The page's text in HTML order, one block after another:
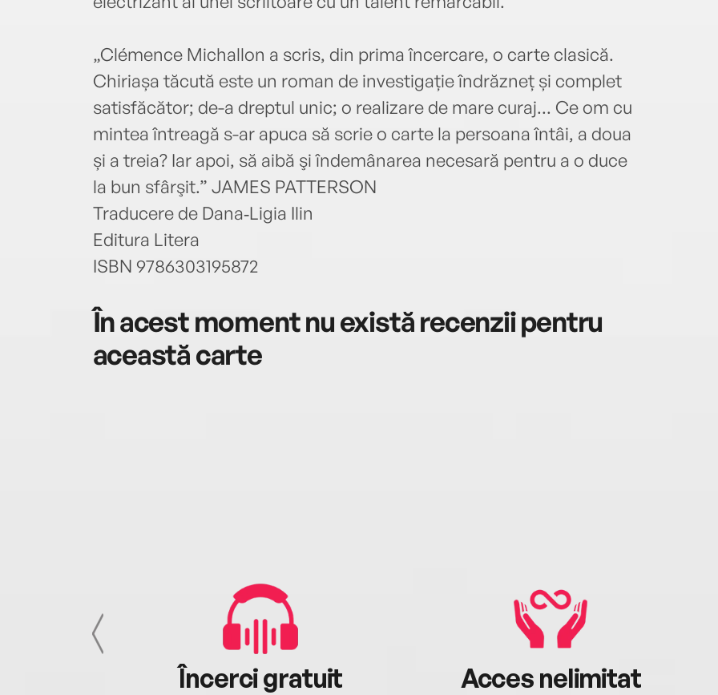
„Clémence Michallon a scris, din prima încercare, o carte clasică.
Chiriașa tăcută este un roman de investigație îndrăzneț și complet
satisfăcător; de-a dreptul unic; o realizare de mare curaj... Ce om cu
mintea întreagă s-ar apuca să scrie o carte la persoana întâi, a doua
și a treia? Iar apoi, să aibă şi îndemânarea necesară pentru a o duce
la bun sfârşit.” JAMES PATTERSON
Traducere de Dana‑Ligia Ilin
Editura Litera
ISBN 9786303195872
În acest moment nu există recenzii pentru
această carte
Încerci gratuit Acces nelimitat